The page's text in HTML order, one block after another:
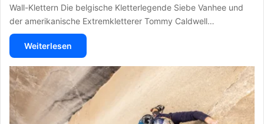
Wall-Klettern Die belgische Kletterlegende Siebe Vanhee und
der amerikanische Extremkletterer Tommy Caldwell…
Weiterlesen